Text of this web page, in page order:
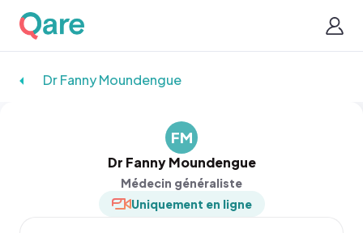
Dr Fanny Moundengue
FM
Dr Fanny Moundengue
Médecin généraliste
Uniquement en ligne